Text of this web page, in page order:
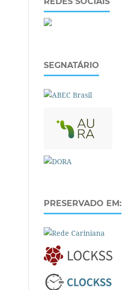
SEGNATÁRIO
PRESERVADO EM: